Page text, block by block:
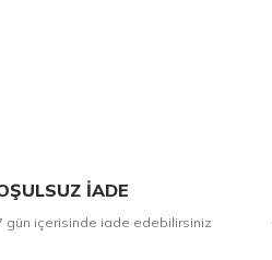
İADE
7 gün içerisinde iade edebilirsiniz